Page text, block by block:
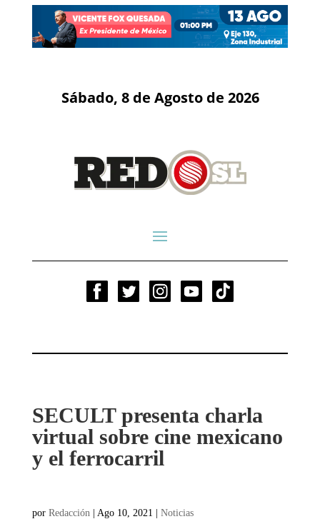
Sábado, 8 de Agosto de 2026
SECULT presenta charla
virtual sobre cine mexicano
y el ferrocarril
por Redacción | Ago 10, 2021 | Noticias